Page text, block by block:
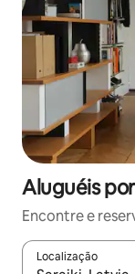
Aluguéis
Encontre e
Localização